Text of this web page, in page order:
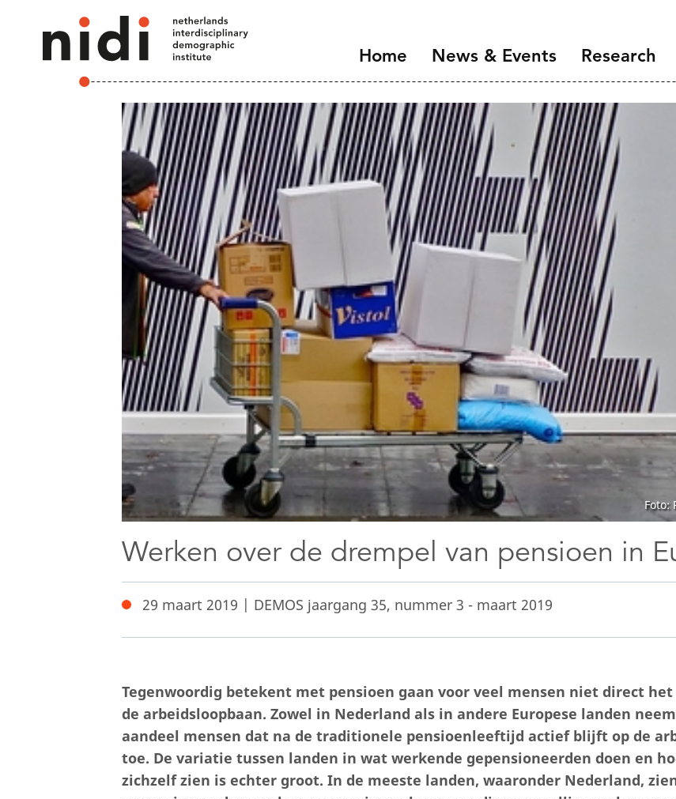
Home News & Events
Overview
NIDI Seminar Series
NIDI 50 Years
Research
Introduction
Demographic
the Labour
Families and
Health, Ageing
Migration and
Data
Open Science
Foto:
Werken over de drempel van pensioen in
29 maart 2019 | DEMOS jaargang 35, nummer 3 - maart 2019
Tegenwoordig betekent met pensioen gaan voor veel mensen niet direct
de arbeidsloopbaan. Zowel in Nederland als in andere Europese landen
aandeel mensen dat na de traditionele pensioenleeftijd actief blijft op de
toe. De variatie tussen landen in wat werkende gepensioneerden doen en
zichzelf zien is echter groot. In de meeste landen, waaronder Nederland,